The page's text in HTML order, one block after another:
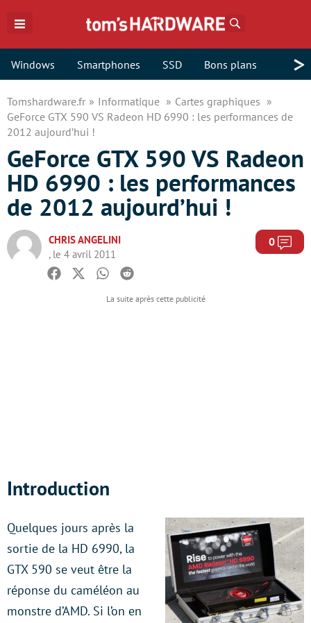
Windows Smartphones SSD Bons plans >
Tomshardware.fr Informatique
Cartes graphiques
GeForce GTX 590 VS Radeon HD 6990 : les performances de
2012 aujourd’hui !
GeForce GTX 590 VS Radeon
HD 6990 : les performances
de 2012 aujourd’hui !
CHRIS ANGELINI
, le 4 avril 2011
0
Facebook
TwitterWhatsapp
Reddit
Introduction
Quelques jours après la
sortie de la HD 6990, la
GTX 590 se veut être la
réponse du caméléon au
monstre d’AMD. Si l’on en